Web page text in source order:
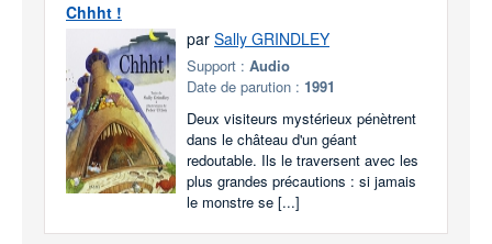
Chhht !
par Sally GRINDLEY
Support : Audio
Date de parution : 1991
Deux visiteurs mystérieux pénètrent
dans le château d'un géant
redoutable. Ils le traversent avec les
plus grandes précautions : si jamais
le monstre se [...]